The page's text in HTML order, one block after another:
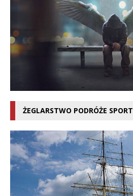
ŻEGLARSTWO PODRÓŻE SPORT